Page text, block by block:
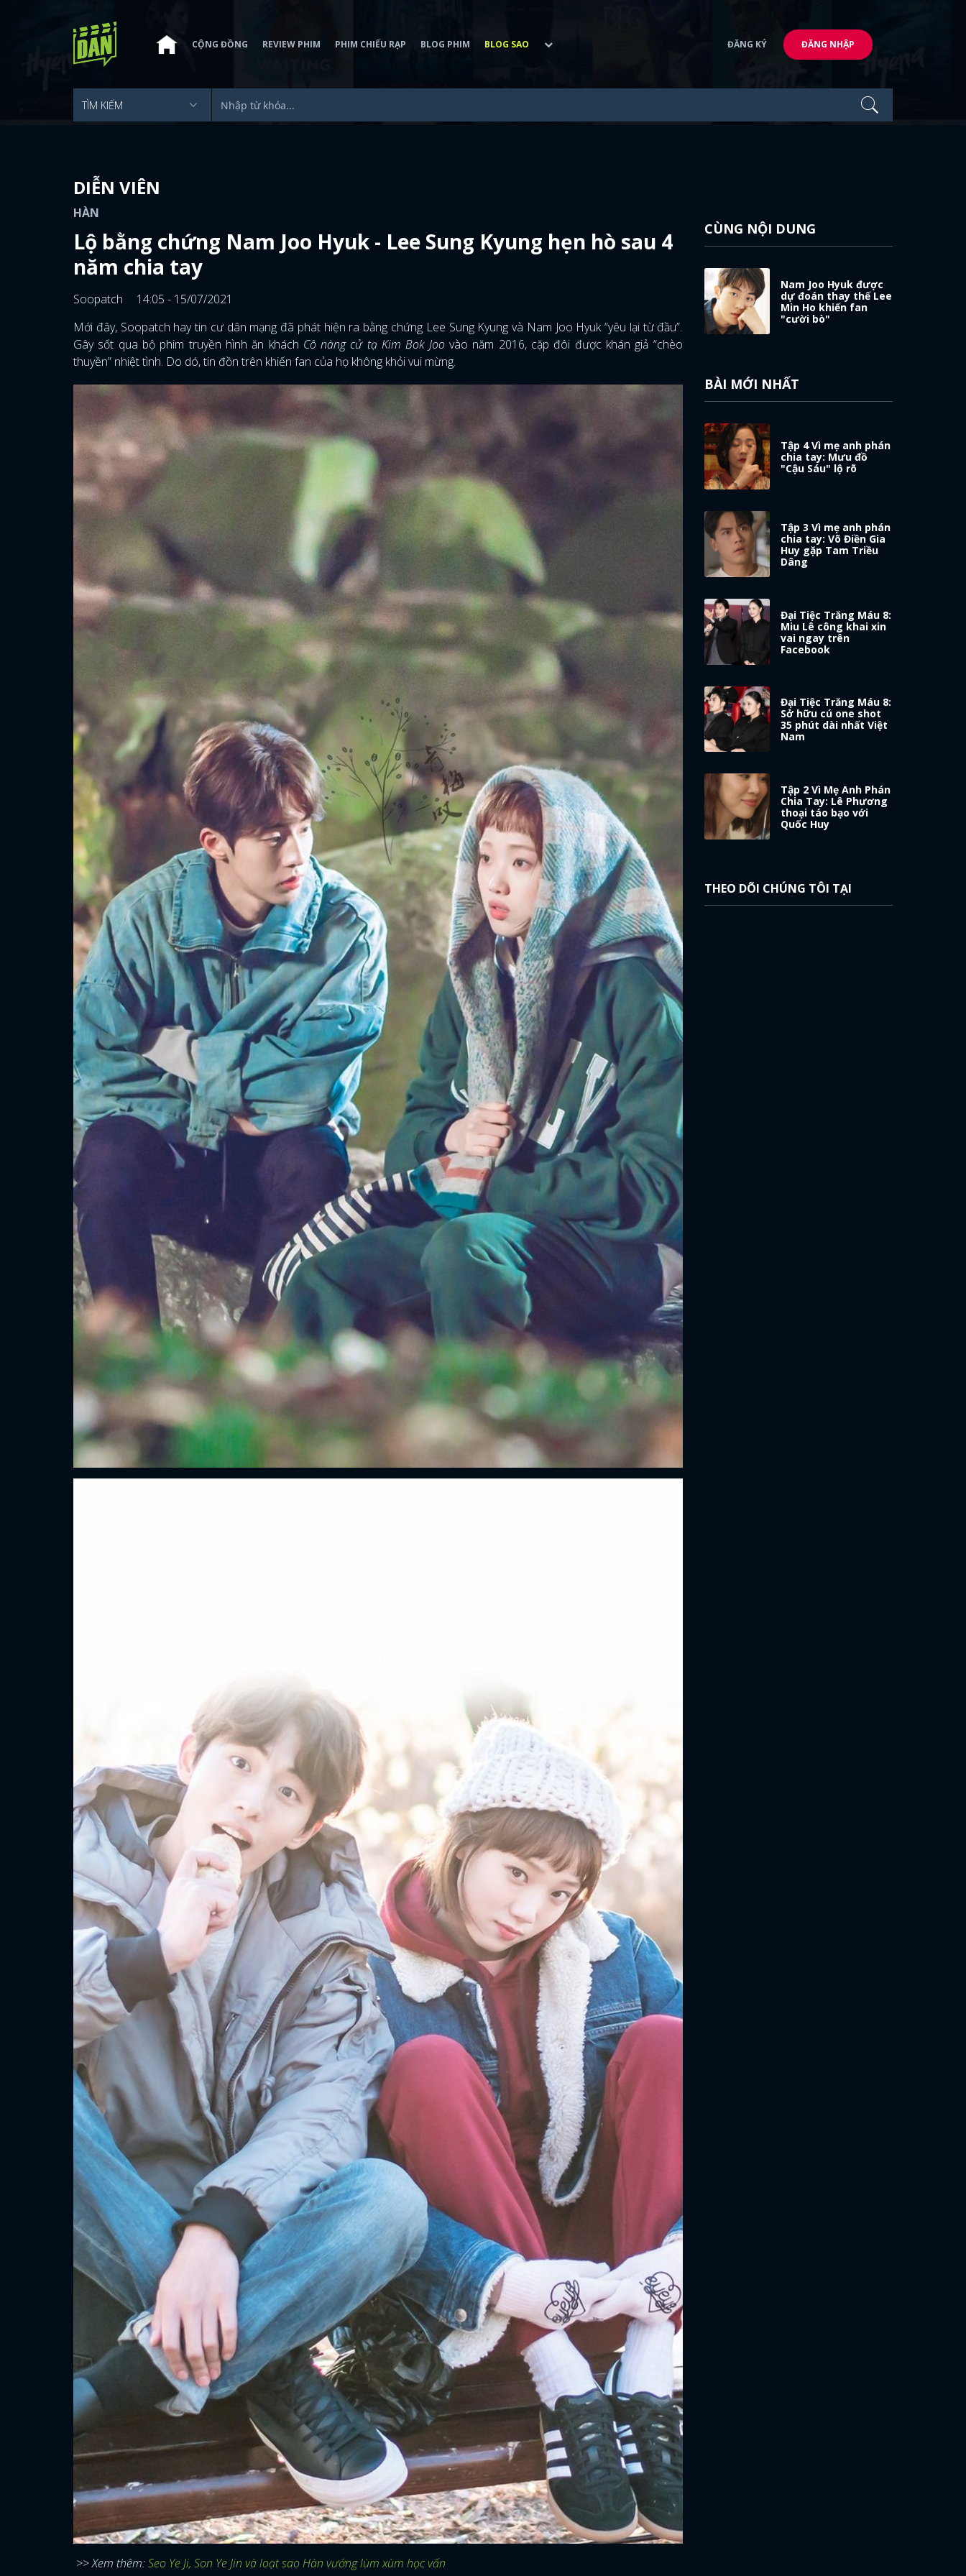
CỘNG ĐỒNG REVIEW PHIM PHIM CHIẾU RẠP BLOG PHIM BLOG SAO ĐĂNG KÝ ĐĂNG NHẬP
DIỄN VIÊN
HÀN
Lộ bằng chứng Nam Joo Hyuk - Lee Sung Kyung hẹn hò sau 4
năm chia tay
Soopatch
14:05 - 15/07/2021
Mới đây, Soopatch hay tin cư dân mạng đã phát hiện ra bằng chứng Lee Sung Kyung và Nam Joo Hyuk “yêu lại từ đầu”.
Gây sốt qua bộ phim truyền hình ăn khách Cô nàng cử tạ Kim Bok Joovào năm 2016, cặp đôi được khán giả “chèo
thuyền” nhiệt tình. Do dó, tin đồn trên khiến fan của họ không khỏi vui mừng.
>> Xem thêm:Seo Ye Ji, Son Ye Jin và loạt sao Hàn vướng lùm xùm học vấn
CÙNG NỘI DUNG
Nam Joo Hyuk được
dự đoán thay thế Lee
Min Ho khiến fan
"cười bò"
BÀI MỚI NHẤT
Tập 4 Vì mẹ anh phán
chia tay: Mưu đồ
"Cậu Sáu" lộ rõ
Tập 3 Vì mẹ anh phán
chia tay: Võ Điền Gia
Huy gặp Tam Triều
Dâng
Đại Tiệc Trăng Máu 8:
Miu Lê công khai xin
vai ngay trên
Facebook
Đại Tiệc Trăng Máu 8:
Sở hữu cú one shot
35 phút dài nhất Việt
Nam
Tập 2 Vì Mẹ Anh Phán
Chia Tay: Lê Phương
thoại táo bạo với
Quốc Huy
THEO DÕI CHÚNG TÔI TẠI